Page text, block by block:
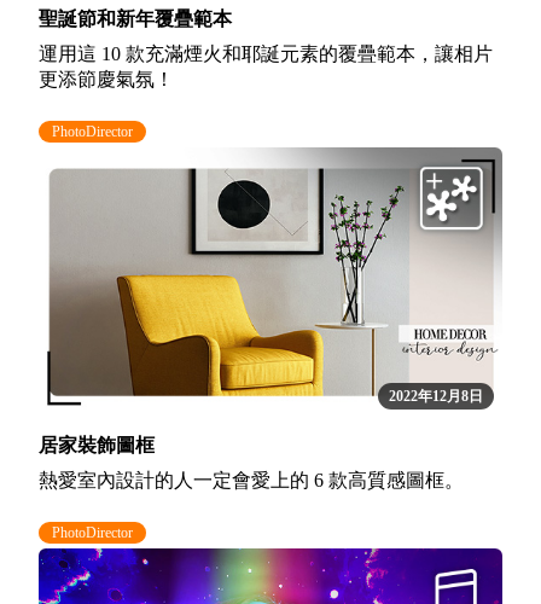
聖誕節和新年覆疊範本
運用這 10 款充滿煙火和耶誕元素的覆疊範本，讓相片
更添節慶氣氛！
PhotoDirector
2022年12月8日
居家裝飾圖框
熱愛室內設計的人一定會愛上的 6 款高質感圖框。
PhotoDirector